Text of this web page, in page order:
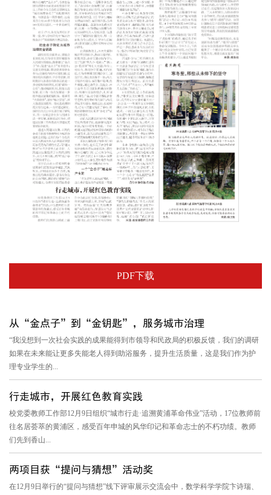
PDF下载
从“金点子”到“金钥匙”，服务城市治理
“我没想到一次社会实践的成果能得到市领导和民政局的积极反馈，我们的调研
如果在未来能让更多失能老人得到助浴服务，提升生活质量，这是我们作为护
理专业学生的...
行走城市，开展红色教育实践
校党委教师工作部12月9日组织“城市行走·追溯黄浦革命伟业”活动，17位教师前
往名居荟萃的黄浦区，感受百年申城的风华印记和革命志士的不朽功绩。教师
们先到香山...
两项目获“提问与猜想”活动奖
在12月9日举行的“提问与猜想”线下评审展示交流会中，数学科学学院卞诗瑞、